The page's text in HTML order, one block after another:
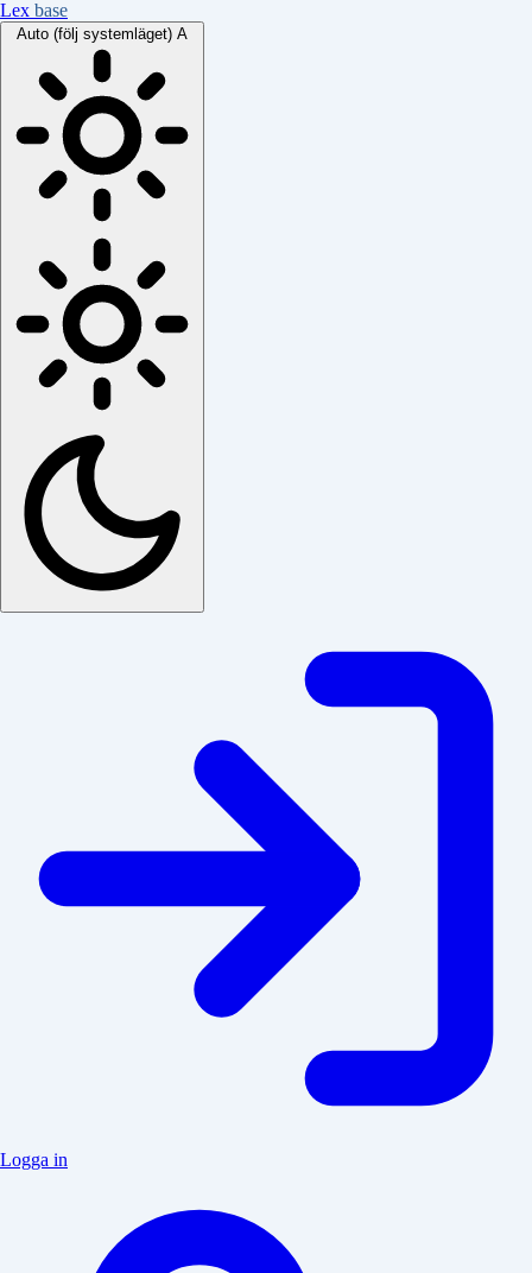
Lex base
Auto (följ systemläget) A
Logga in